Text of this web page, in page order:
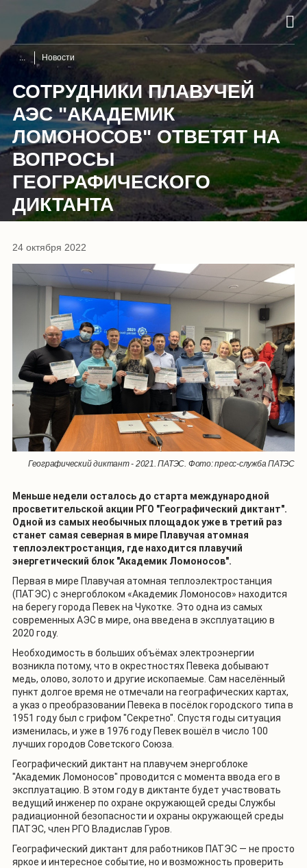
Новости
СОТРУДНИКИ ПЛАВУЧЕЙ
АЭС "АКАДЕМИК
ЛОМОНОСОВ" ОТВЕТЯТ НА
ВОПРОСЫ
ГЕОГРАФИЧЕСКОГО
ДИКТАНТА
24 октября 2022
Географический диктант - 2021. ПАТЭС. Фото: пресс-служба ПАТЭС
Меньше недели осталось до старта международной
просветительской акции РГО "Географический диктант".
Одной из самых необычных площадок уже в третий раз
станет самая северная в мире Плавучая атомная
теплоэлектростанция, где находится плавучий
энергетический блок "Академик Ломоносов".
Первая в мире Плавучая атомная теплоэлектростанция
(ПАТЭС) с энергоблоком «Академик Ломоносов» находится
на берегу города Певек на Чукотке. Это одна из самых
современных АЭС в мире, она введена в эксплуатацию в
2020 году.
Необходимость в больших объёмах электроэнергии
возникла потому, что в окрестностях Певека добывают
медь, олово, золото и другие ископаемые. Сам населённый
пункт долгое время не отмечали на географических картах,
а указ о преобразовании Певека в посёлок городского типа в
1951 году был с грифом "Секретно". Спустя годы ситуация
изменилась, и уже в 1976 году Певек вошёл в число 100
лучших городов Советского Союза.
Географический диктант на плавучем энергоблоке
"Академик Ломоносов" проводится с момента ввода его в
эксплуатацию. В этом году в диктанте будет участвовать
ведущий инженер по охране окружающей среды Службы
радиационной безопасности и охраны окружающей среды
ПАТЭС, член РГО Владислав Гуров.
Географический диктант для работников ПАТЭС — не просто
яркое и интересное событие, но и возможность проверить